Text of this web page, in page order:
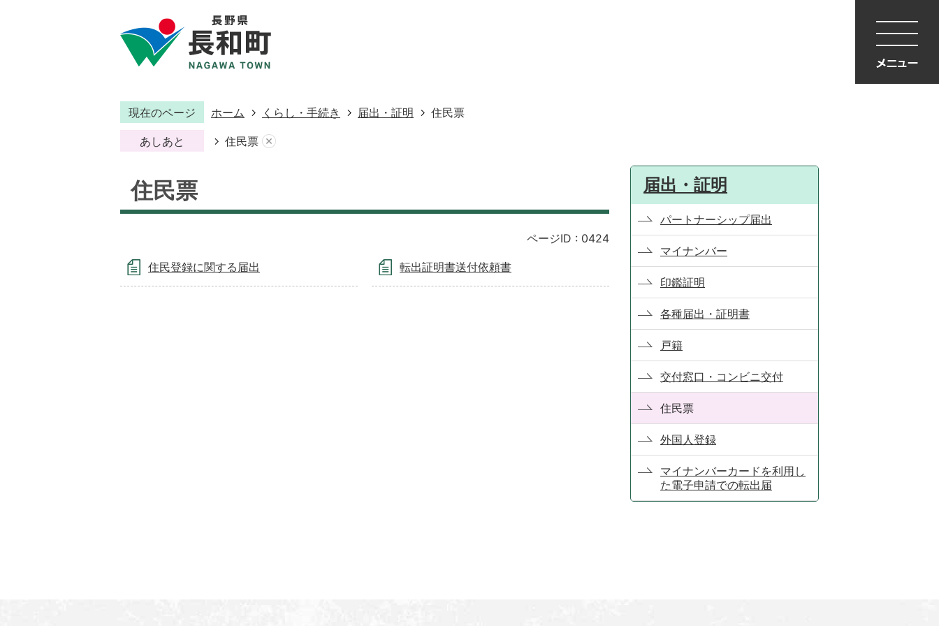
現在のページ ホーム くらし・手続き 届出・証明 住民票
あしあと 住民票
住民票
ページID : 0424
住民登録に関する届出 転出証明書送付依頼書
届出・証明
パートナーシップ届出
マイナンバー
印鑑証明
各種届出・証明書
戸籍
交付窓口・コンビニ交付
住民票
外国人登録
マイナンバーカードを利用し
た電子申請での転出届